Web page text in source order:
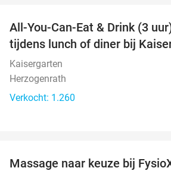
All-You-Can-Eat & Drink (3
tijdens lunch of diner bij
Kaisergarten
Herzogenrath
Verkocht: 1.260
Massage naar keuze bij